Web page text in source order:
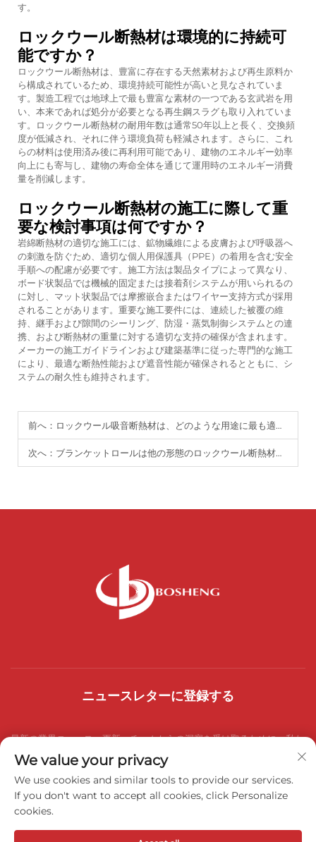
す。
ロックウール断熱材は環境的に持続可
能ですか？
ロックウール断熱材は、豊富に存在する天然素材および再生原料か
ら構成されているため、環境持続可能性が高いと見なされていま
す。製造工程では地球上で最も豊富な素材の一つである玄武岩を用
い、本来であれば処分が必要となる再生鋼スラグも取り入れていま
す。ロックウール断熱材の耐用年数は通常50年以上と長く、交換頻
度が低減され、それに伴う環境負荷も軽減されます。さらに、これ
らの材料は使用済み後に再利用可能であり、建物のエネルギー効率
向上にも寄与し、建物の寿命全体を通じて運用時のエネルギー消費
量を削減します。
ロックウール断熱材の施工に際して重
要な検討事項は何ですか？
岩綿断熱材の適切な施工には、鉱物繊維による皮膚および呼吸器へ
の刺激を防ぐため、適切な個人用保護具（PPE）の着用を含む安全
手順への配慮が必要です。施工方法は製品タイプによって異なり、
ボード状製品では機械的固定または接着剤システムが用いられるの
に対し、マット状製品では摩擦嵌合またはワイヤー支持方式が採用
されることがあります。重要な施工要件には、連続した被覆の維
持、継手および隙間のシーリング、防湿・蒸気制御システムとの連
携、および断熱材の重量に対する適切な支持の確保が含まれます。
メーカーの施工ガイドラインおよび建築基準に従った専門的な施工
により、最適な断熱性能および遮音性能が確保されるとともに、シ
ステムの耐久性も維持されます。
前へ： ロックウール吸音断熱材は、どのような用途に最も適していますか？
次へ： ブランケットロールは他の形態のロックウール断熱材と比べてどうですか？
ニュースレターに登録する
最新の業界ニュース、更新、チームからの洞察を受け取るために、私た
ちのニュースレターにご参加ください。
We value your privacy
We use cookies and similar tools to provide our services.
If you don't want to accept all cookies, click Personalize
cookies.